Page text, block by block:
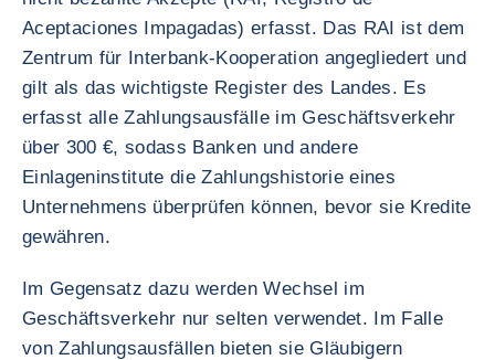
Aceptaciones Impagadas) erfasst. Das RAI ist dem
Zentrum für Interbank-Kooperation angegliedert und
gilt als das wichtigste Register des Landes. Es
erfasst alle Zahlungsausfälle im Geschäftsverkehr
über 300 €, sodass Banken und andere
Einlageninstitute die Zahlungshistorie eines
Unternehmens überprüfen können, bevor sie Kredite
gewähren.
Im Gegensatz dazu werden Wechsel im
Geschäftsverkehr nur selten verwendet. Im Falle
von Zahlungsausfällen bieten sie Gläubigern